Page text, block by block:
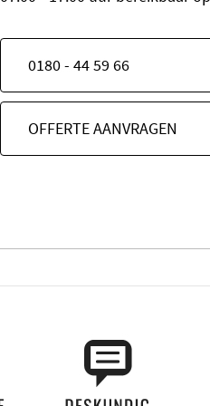
0180 - 44 59 66
OFFERTE AANVRAGEN